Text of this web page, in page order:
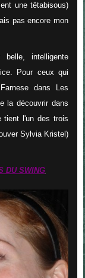
une têtabisous)
pas encore mon
intelligente
Pour ceux qui
dans Les
la découvrir dans
tient l'un des trois
Sylvia Kristel)
DU SWING